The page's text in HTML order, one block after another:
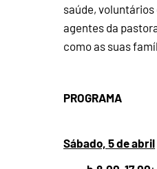
saúde,
agentes da
como as suas
PROGRAMA
Sábado, 5 de abril